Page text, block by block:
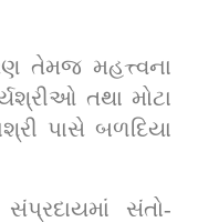
તેમજ મહત્ત્વના
તથા મોટા
પાસે બળદિયા
સંતો-